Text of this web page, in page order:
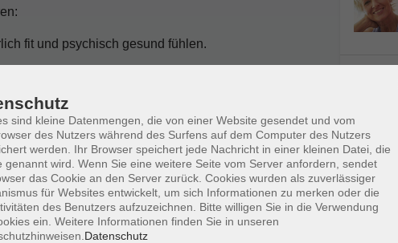
fit und psychisch gesund fühlen.
2027 ist selbst zu organisieren. Ein Bezug der
Die Fortbildung ist als Bildungsurlaub
die die vermittelten Inhalte und
Man kann sie aber auch unabhängig
Art von Zimmer Sie wünschen (Einzel- oder
sind kleine Datenmengen, die von einer Website gesendet und vom
des Nutzers während des Surfens auf dem Computer des Nutzers
werden. Ihr Browser speichert jede Nachricht in einer kleinen Datei, die
genannt wird. Wenn Sie eine weitere Seite vom Server anfordern, sendet
das Cookie an den Server zurück. Cookies wurden als zuverlässiger
für Websites entwickelt, um sich Informationen zu merken oder die
des Benutzers aufzuzeichnen. Bitte willigen Sie in die Verwendung
ein. Weitere Informationen finden Sie in unseren
Datenschutz